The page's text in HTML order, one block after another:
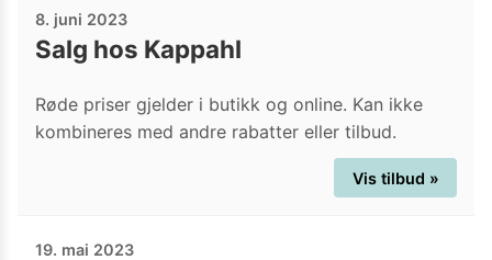
8. juni 2023
Salg hos Kappahl
Røde priser gjelder i butikk og online. Kan ikke
kombineres med andre rabatter eller tilbud.
Vis tilbud »
19. mai 2023